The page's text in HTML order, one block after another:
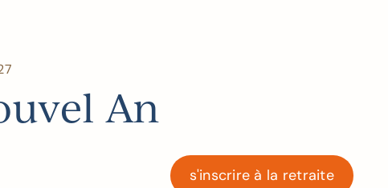
An
s'inscrire à la retraite